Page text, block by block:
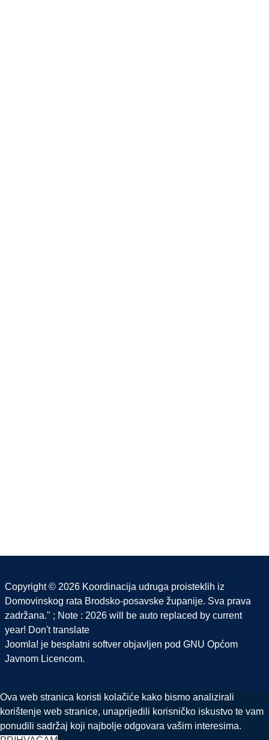
Copyright © 2026 Koordinacija udruga proisteklih iz
Domovinskog rata Brodsko-posavske županije. Sva prava
zadržana." ; Note : 2026 will be auto replaced by current
year! Don't translate
Joomla! je besplatni softver objavljen pod GNU Općom
Javnom Licencom.
Ova web stranica koristi kolačiće kako bismo analizirali
korištenje web stranice, unaprijedili korisničko iskustvo te vam
ponudili sadržaj koji najbolje odgovara vašim interesima.